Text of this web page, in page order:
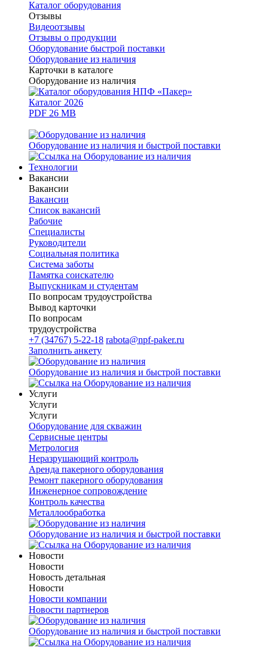
Каталог оборудования
Отзывы
Видеоотзывы
Отзывы о продукции
Оборудование быстрой поставки
Оборудование из наличия
Карточки в каталоге
Оборудование из наличия
Каталог 2026
PDF 26 MB
Оборудование из наличия и быстрой поставки
Технологии
Вакансии
Вакансии
Вакансии
Список вакансий
Рабочие
Специалисты
Руководители
Cоциальная политика
Система заботы
Памятка соискателю
Выпускникам и студентам
По вопросам трудоустройства
Вывод карточки
По вопросам
трудоустройства
+7 (34767) 5-22-18 rabota@npf-paker.ru
Заполнить анкету
Оборудование из наличия и быстрой поставки
Услуги
Услуги
Услуги
Оборудование для скважин
Сервисные центры
Метрология
Неразрушающий контроль
Аренда пакерного оборудования
Ремонт пакерного оборудования
Инженерное сопровождение
Контроль качества
Металлообработка
Оборудование из наличия и быстрой поставки
Новости
Новости
Новость детальная
Новости
Новости компании
Новости партнеров
Оборудование из наличия и быстрой поставки